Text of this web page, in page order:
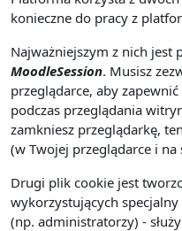
konieczne do pracy z
Najważniejszym z nich jest
MoodleSession. Musisz
przeglądarce, aby
podczas przeglądania
zamkniesz przeglądarkę,
(w Twojej przeglądarce i na
Drugi plik cookie jest
wykorzystujących
(np. administratorzy) -